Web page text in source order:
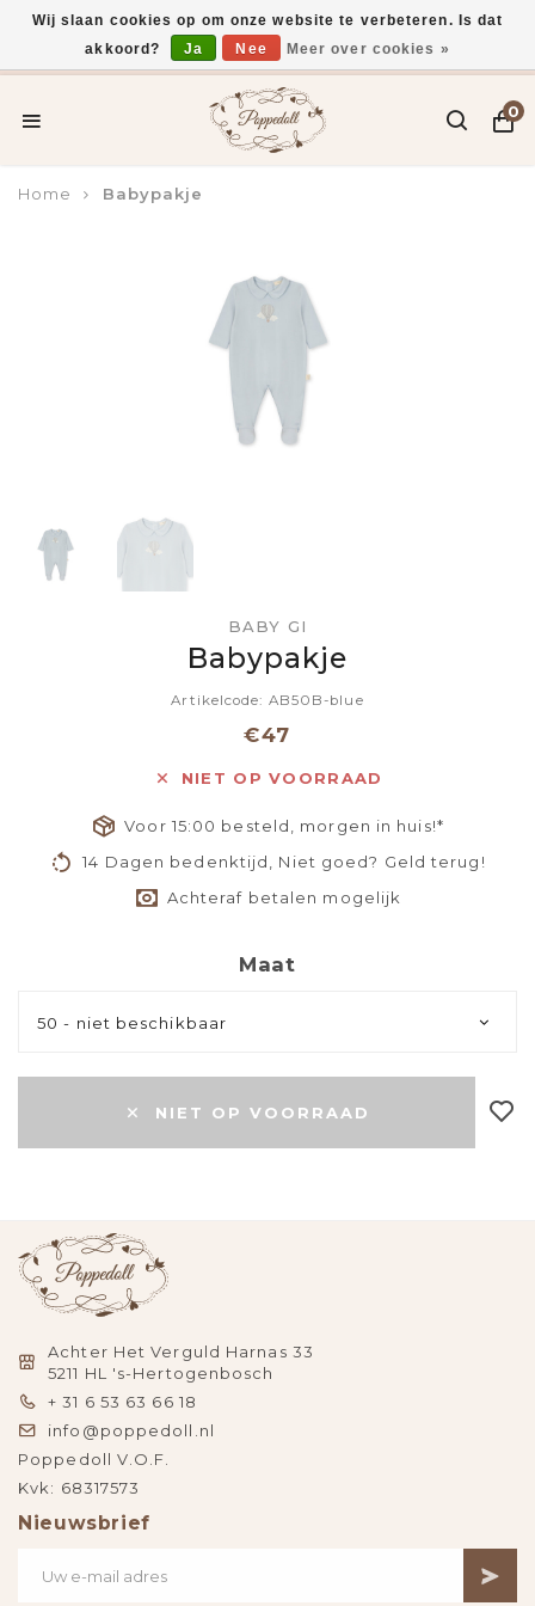
Voor 15:00 uur besteld, vandaag verzonden*
0
Home Babypakje
BABY GI
Babypakje
Artikelcode: AB50B-blue
€47
NIET OP VOORRAAD
Voor 15:00 besteld, morgen in huis!*
14 Dagen bedenktijd, Niet goed? Geld terug!
Achteraf betalen mogelijk
Maat
50 - niet beschikbaar
NIET OP VOORRAAD
Achter Het Verguld Harnas 33
5211 HL 's-Hertogenbosch
+ 31 6 53 63 66 18
info@poppedoll.nl
Poppedoll V.O.F.
Kvk: 68317573
Nieuwsbrief
Wij slaan cookies op om onze website te verbeteren. Is dat
akkoord?
Ja Nee Meer over cookies »